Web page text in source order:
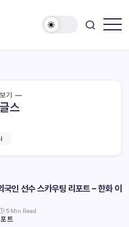
기
스
인 선수 스카우팅 리포트 – 한화 이
5 Min Read
트